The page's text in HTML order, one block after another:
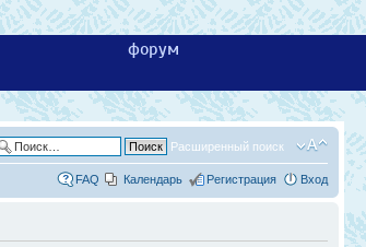
форум
Расширенный поиск
FAQ Календарь Регистрация Вход